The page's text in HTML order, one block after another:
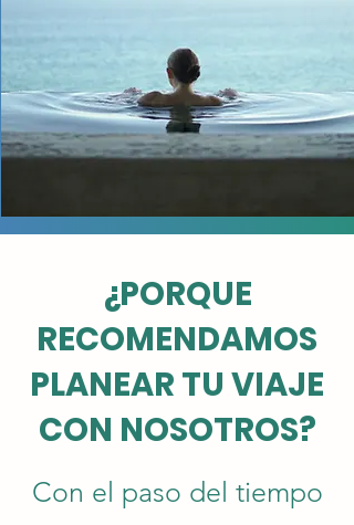
¿PORQUE
RECOMENDAMOS
PLANEAR TU VIAJE
CON NOSOTROS?
Con el paso del tiempo